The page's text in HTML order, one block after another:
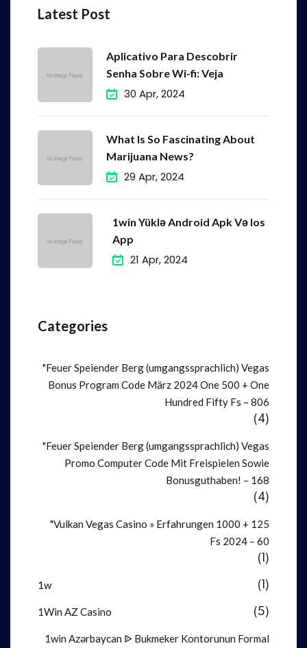
Latest Post
Aplicativo Para Descobrir
Senha Sobre Wi-fi: Veja
30 Apr, 2024
What Is So Fascinating About
Marijuana News?
29 Apr, 2024
1win Yüklə Android Apk Və Ios
App
21 Apr, 2024
Categories
"Feuer Speiender Berg (umgangssprachlich) Vegas
Bonus Program Code März 2024 One 500 + One
Hundred Fifty Fs – 806
(4)
"Feuer Speiender Berg (umgangssprachlich) Vegas
Promo Computer Code Mit Freispielen Sowie
Bonusguthaben! – 168
(4)
"Vulkan Vegas Casino » Erfahrungen 1000 + 125
Fs 2024 – 60
(1)
1w (1)
1Win AZ Casino (5)
1win Azərbaycan ᐉ Bukmeker Kontorunun Formal